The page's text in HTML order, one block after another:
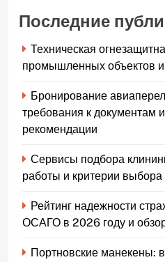
Последние
Техническая
промышленных объектов и
Бронирование
требования к документам
рекомендации
Сервисы подбора
работы и критерии выбора
Рейтинг надежности
ОСАГО в 2026 году и
Портновские манекены: